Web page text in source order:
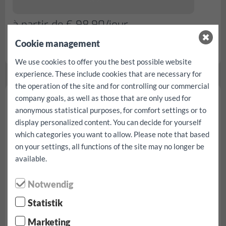
à partir de € 98,90/jour
incl. 150 km tous les impôts, taxes et assurances
Fiat Ducato moyen réserve...
Fiat Ducato grand
Cookie management
We use cookies to offer you the best possible website
experience. These include cookies that are necessary for
the operation of the site and for controlling our commercial
company goals, as well as those that are only used for
anonymous statistical purposes, for comfort settings or to
display personalized content. You can decide for yourself
which categories you want to allow. Please note that based
on your settings, all functions of the site may no longer be
available.
Notwendig
Statistik
Marketing